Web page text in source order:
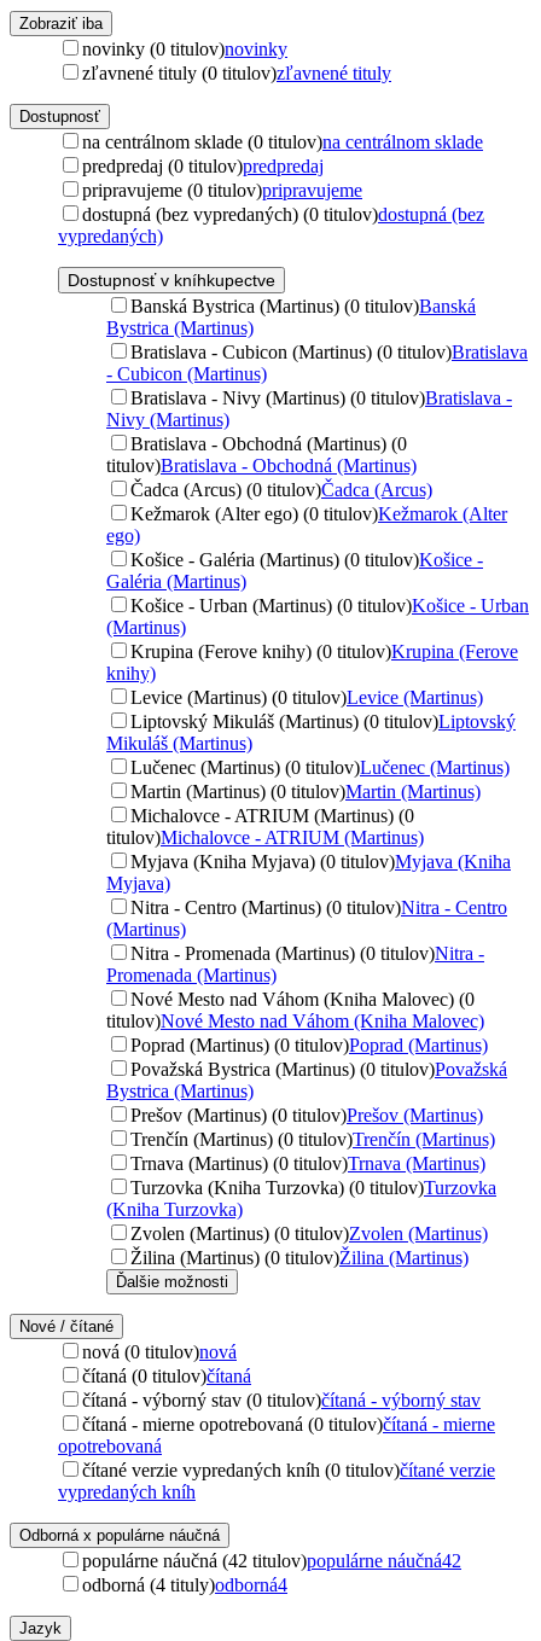
Zobraziť iba
novinky (0 titulov)novinky
zľavnené tituly (0 titulov)zľavnené tituly
Dostupnosť
na centrálnom sklade (0 titulov)na centrálnom sklade
predpredaj (0 titulov)predpredaj
pripravujeme (0 titulov)pripravujeme
dostupná (bez vypredaných) (0 titulov)dostupná (bez
vypredaných)
Dostupnosť v kníhkupectve
Banská Bystrica (Martinus) (0 titulov)Banská
Bystrica (Martinus)
Bratislava - Cubicon (Martinus) (0 titulov)Bratislava
- Cubicon (Martinus)
Bratislava - Nivy (Martinus) (0 titulov)Bratislava -
Nivy (Martinus)
Bratislava - Obchodná (Martinus) (0
titulov)Bratislava - Obchodná (Martinus)
Čadca (Arcus) (0 titulov)Čadca (Arcus)
Kežmarok (Alter ego) (0 titulov)Kežmarok (Alter
ego)
Košice - Galéria (Martinus) (0 titulov)Košice -
Galéria (Martinus)
Košice - Urban (Martinus) (0 titulov)Košice - Urban
(Martinus)
Krupina (Ferove knihy) (0 titulov)Krupina (Ferove
knihy)
Levice (Martinus) (0 titulov)Levice (Martinus)
Liptovský Mikuláš (Martinus) (0 titulov)Liptovský
Mikuláš (Martinus)
Lučenec (Martinus) (0 titulov)Lučenec (Martinus)
Martin (Martinus) (0 titulov)Martin (Martinus)
Michalovce - ATRIUM (Martinus) (0
titulov)Michalovce - ATRIUM (Martinus)
Myjava (Kniha Myjava) (0 titulov)Myjava (Kniha
Myjava)
Nitra - Centro (Martinus) (0 titulov)Nitra - Centro
(Martinus)
Nitra - Promenada (Martinus) (0 titulov)Nitra -
Promenada (Martinus)
Nové Mesto nad Váhom (Kniha Malovec) (0
titulov)Nové Mesto nad Váhom (Kniha Malovec)
Poprad (Martinus) (0 titulov)Poprad (Martinus)
Považská Bystrica (Martinus) (0 titulov)Považská
Bystrica (Martinus)
Prešov (Martinus) (0 titulov)Prešov (Martinus)
Trenčín (Martinus) (0 titulov)Trenčín (Martinus)
Trnava (Martinus) (0 titulov)Trnava (Martinus)
Turzovka (Kniha Turzovka) (0 titulov)Turzovka
(Kniha Turzovka)
Zvolen (Martinus) (0 titulov)Zvolen (Martinus)
Žilina (Martinus) (0 titulov)Žilina (Martinus)
Ďalšie možnosti
Nové / čítané
nová (0 titulov)nová
čítaná (0 titulov)čítaná
čítaná - výborný stav (0 titulov)čítaná - výborný stav
čítaná - mierne opotrebovaná (0 titulov)čítaná - mierne
opotrebovaná
čítané verzie vypredaných kníh (0 titulov)čítané verzie
vypredaných kníh
Odborná x populárne náučná
populárne náučná (42 titulov)populárne náučná42
odborná (4 tituly)odborná4
Jazyk